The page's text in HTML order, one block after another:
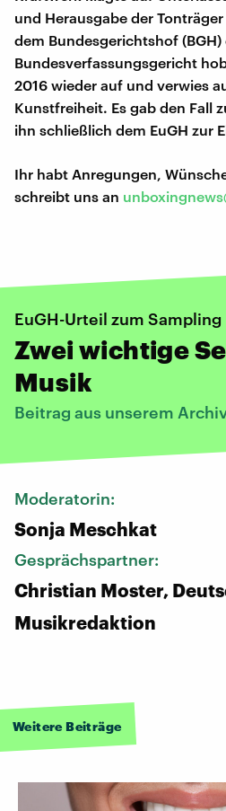
und Herausgabe der
dem Bundesgerichtshof
Bundesverfassungsgericht
2016 wieder auf und verwies
Kunstfreiheit. Es gab den Fall
ihn schließlich dem EuGH zur
Ihr habt Anregungen,
schreibt uns an
EuGH-Urteil zum Sampling
Zwei wichtige
Musik
Beitrag aus unserem
Moderatorin:
Sonja Meschkat
Gesprächspartner:
Christian Moster,
Musikredaktion
Weitere Beiträge